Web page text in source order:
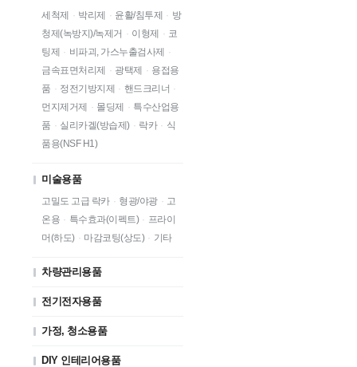
세척제 · 박리제 · 윤활/침투제 · 방
청제(녹방지)/녹제거 · 이형제 · 코
팅제 · 비파괴, 가스누출검사제
·
금속표면처리제
· 광택제 · 용접용
품 · 정전기방지제 · 핸드크리너 ·
먼지제거제
· 몰딩제 · 특수산업용
품 · 실리카겔(방습제) · 락카 · 식
품용(NSF H1)
미술용품
고밀도 고급 락카 · 형광/야광 · 고
온용 · 특수효과(이펙트) · 프라이
머(하도) · 마감코팅(상도) · 기타
차량관리용품
전기전자용품
가정, 청소용품
DIY 인테리어용품